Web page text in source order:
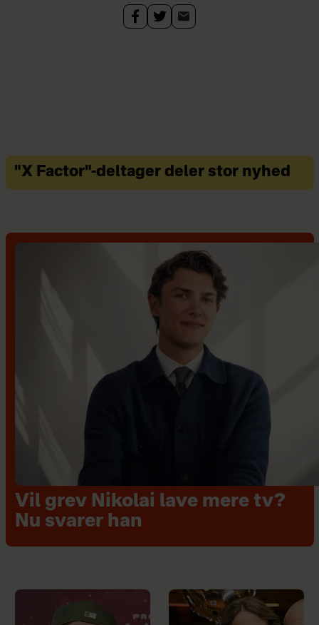
"X Factor"-deltager deler stor nyhed
Vil grev Nikolai lave mere tv?
Nu svarer han